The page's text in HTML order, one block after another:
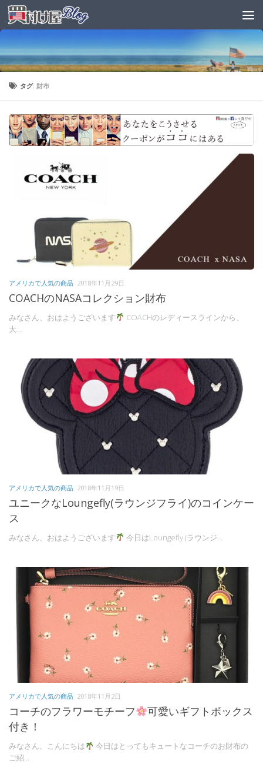
タグ: 財布
アメリカで人気の商品 2018年11月29日
COACHのNASAコレクション財布
みなさん、おはようございます
COACHのレディースラインから、
大...
アメリカで人気の商品 2018年11月19日
ユニークなLoungefly(ラウンジフライ)のコインケー
ス
みなさん、おはようございます 今日はLoungefly (ラウンジ...
アメリカで人気の商品 2018年11月2日
コーチのフラワーモチーフ
可愛いギフトボックス
付き！
みなさん、こんにちは
今日はとってもキュートなコーチのお財布の
ご紹...